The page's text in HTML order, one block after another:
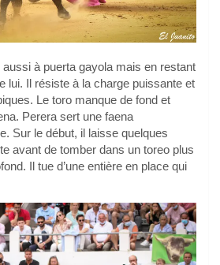
à puerta gayola mais en restant
lui. Il résiste à la charge puissante et
Le toro manque de fond et
Perera sert une faena
Sur le début, il laisse quelques
avant de tomber dans un toreo plus
Il tue d’une entière en place qui